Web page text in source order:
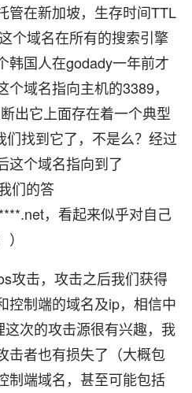
管在新加坡，生存时间TTL
个域名在所有的搜索引擎
韩国人在godady一年前才
域名指向主机的3389，
出它上面存在着一个典型
们找到它了，不是么？经过
这个域名指向到了
们的答
，看起来似乎对自己
攻击，攻击之后我们获得
控制端的域名及ip，相信中
次的攻击源很有兴趣，我
击者也有损失了（大概包
制端域名，甚至可能包括